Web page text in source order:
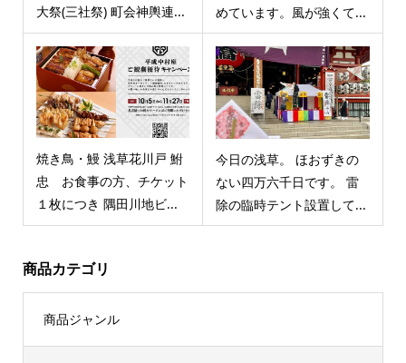
大祭(三社祭) 町会神輿連...
めています。風が強くて...
焼き鳥・鰻 浅草花川戸 鮒
忠 お食事の方、チケット
１枚につき 隅田川地ビ...
今日の浅草。 ほおずきの
ない四万六千日です。 雷
除の臨時テント設置して...
商品カテゴリ
商品ジャンル